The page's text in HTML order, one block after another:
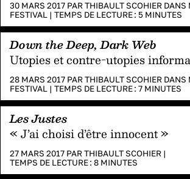
30 MARS 2017 PARTHIBAULT SCOHIER DANS
FESTIVAL | TEMPS DE LECTURE : 5 MINUTES
Down the Deep, Dark Web
Utopies et contre-utopies
28 MARS 2017 PARTHIBAULT SCOHIER DANS
FESTIVAL | TEMPS DE LECTURE : 7 MINUTES
Les Justes
« J’ai choisi d’être innocent »
27 MARS 2017 PARTHIBAULT SCOHIER |
TEMPS DE LECTURE : 8 MINUTES